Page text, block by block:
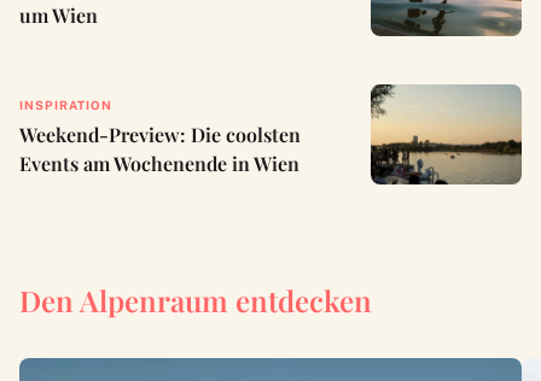
um Wien
INSPIRATION
Weekend-Preview: Die coolsten
Events am Wochenende in Wien
Den Alpenraum entdecken